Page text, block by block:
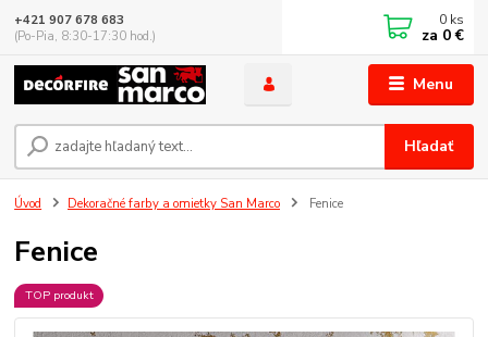
Menu
Hľadať
+421 907 678 683
(Po-Pia, 8:30-17:30 hod.)
0 ks
za 0 €
Úvod Dekoračné farby a omietky San Marco Fenice
Fenice
TOP produkt